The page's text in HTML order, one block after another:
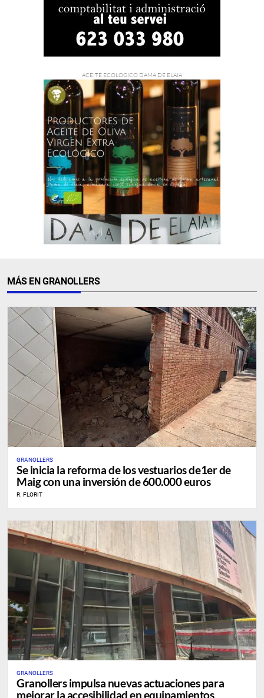
MÁS EN GRANOLLERS
GRANOLLERS
Se inicia la reforma de los vestuarios de1er de
Maig con una inversión de 600.000 euros
R. FLORIT
GRANOLLERS
Granollers impulsa nuevas actuaciones para
mejorar la accesibilidad en equipamientos